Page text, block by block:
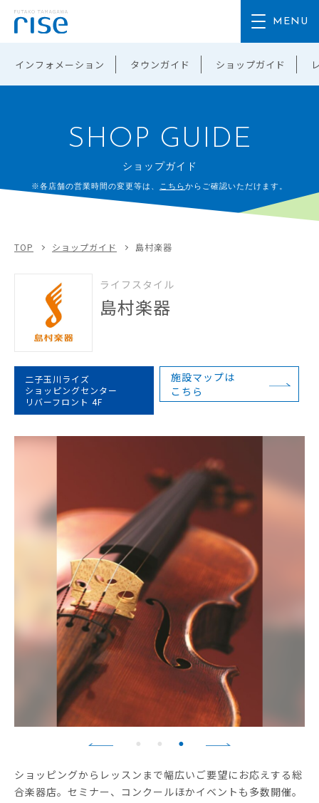
インフォメーション タウンガイド ショップガイド
SHOP GUIDE
ショップガイド
※各店舗の営業時間の変更等は、 こちらからご確認いただけます。
TOP ショップガイド 島村楽器
ライフスタイル
島村楽器
二子玉川ライズ
ショッピングセンター
リバーフロント 4F
施設マップは
こちら
ショッピングからレッスンまで幅広いご要望にお応えする総
合楽器店。セミナー、コンクールほかイベントも多数開催。